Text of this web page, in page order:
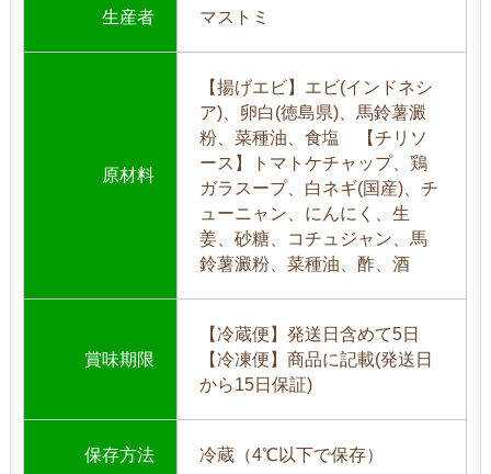
生産者 マストミ
原材料
【揚げエビ】エビ(インドネシ
ア)、卵白(徳島県)、馬鈴薯澱
粉、菜種油、食塩 【チリソ
ース】トマトケチャップ、鶏
ガラスープ、白ネギ(国産)、チ
ューニャン、にんにく、生
姜、砂糖、コチュジャン、馬
鈴薯澱粉、菜種油、酢、酒
賞味期限
【冷蔵便】発送日含めて5日
【冷凍便】商品に記載(発送日
から15日保証)
保存方法 冷蔵（4℃以下で保存）